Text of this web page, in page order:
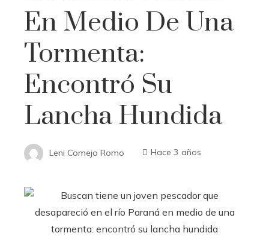
En Medio De Una
Tormenta:
Encontró Su
Lancha Hundida
Leni Comejo Romo Hace 3 años